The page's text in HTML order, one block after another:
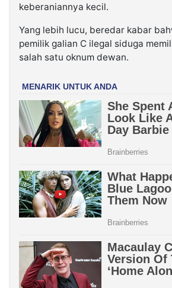
keberaniannya kecil.
Yang lebih lucu, beredar kabar
pemilik galian C ilegal siduga
salah satu oknum dewan.